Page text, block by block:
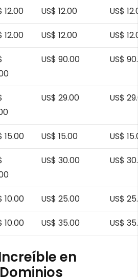
12.00 US$ 12.00 US$
12.00 US$ 12.00 US$
US$ 90.00 US$
US$ 29.00 US$
15.00 US$ 15.00 US$
US$ 30.00 US$
10.00 US$ 25.00 US$
10.00 US$ 35.00 US$
en